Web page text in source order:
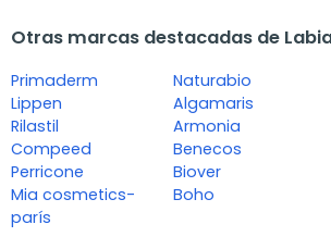
Otras marcas destacadas de
Primaderm
Lippen
Rilastil
Compeed
Perricone
Mia cosmetics-
parís
Naturabio
Algamaris
Armonia
Benecos
Biover
Boho